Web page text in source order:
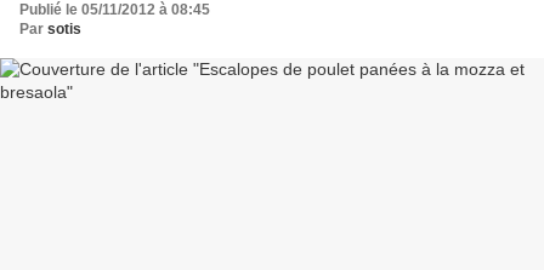
Publié le 05/11/2012 à 08:45
Par sotis